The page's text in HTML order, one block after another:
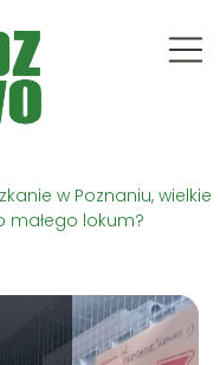
w Poznaniu, wielkie
małego lokum?